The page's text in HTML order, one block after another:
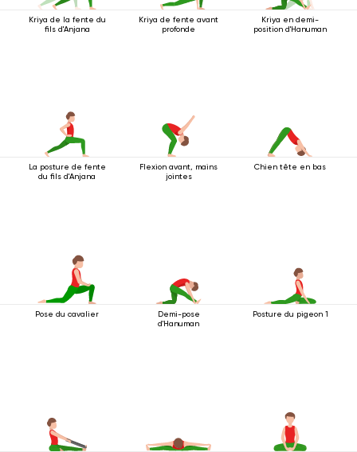
Kriya de la fente du
fils d'Anjana
Kriya de fente avant
profonde
Kriya en demi-
position d'Hanuman
La posture de fente
du fils d'Anjana
Flexion avant, mains
jointes
Chien tête en bas
Pose du cavalier
Demi-pose
d'Hanuman
Posture du pigeon 1